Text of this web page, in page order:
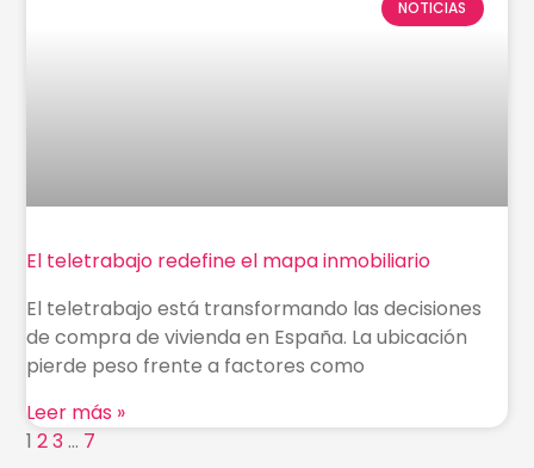
NOTICIAS
El teletrabajo redefine el mapa inmobiliario
El teletrabajo está transformando las decisiones
de compra de vivienda en España. La ubicación
pierde peso frente a factores como
Leer más »
1 23 … 7